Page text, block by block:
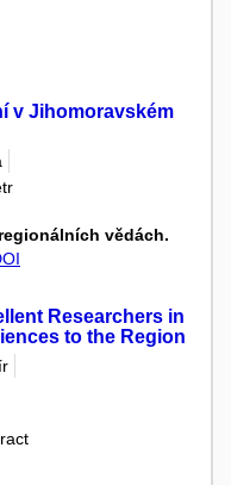
v Jihomoravském
vědách.
Researchers in
to the Region